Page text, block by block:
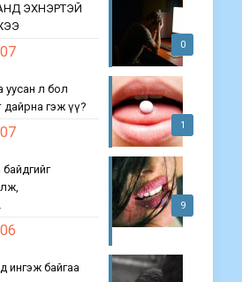
0
ЭХНЭРТЭЙ
1
уусан л бол
гэж үү?
9
ингэж байгаа